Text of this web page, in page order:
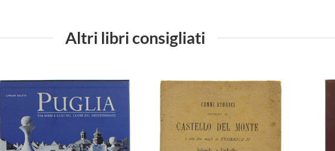
Altri libri consigliati